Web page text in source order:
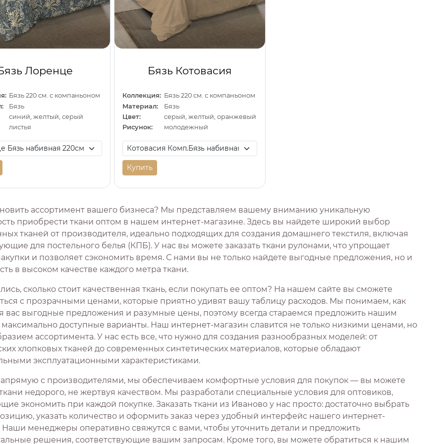
Лоренце
Бязь 220 см. с компаньоном
Бязь
синий, желтый, серый
листья
Бязь Котовасия
Коллекция: Бязь 220 см. с компаньоном
Материал:
Бязь
Цвет:
серый, желтый, оранжевый
Рисунок:
молодежный
Купить
ассортимент вашего бизнеса? Мы представляем вашему вниманию уникальную
приобрести ткани оптом в нашем интернет-магазине. Здесь вы найдете широкий выбор
тканей от производителя, идеально подходящих для создания домашнего текстиля, включая
для постельного белья (КПБ). У нас вы можете заказать ткани рулонами, что упрощает
и позволяет сэкономить время. С нами вы не только найдете выгодные предложения, но и
в высоком качестве каждого метра ткани.
сколько стоит качественная ткань, если покупать ее оптом? На нашем сайте вы сможете
с прозрачными ценами, которые приятно удивят вашу таблицу расходов. Мы понимаем, как
вас выгодные предложения и разумные цены, поэтому всегда стараемся предложить нашим
доступные варианты. Наш интернет-магазин славится не только низкими ценами, но
ассортимента. У нас есть все, что нужно для создания разнообразных моделей: от
хлопковых тканей до современных синтетических материалов, которые обладают
эксплуатационными характеристиками.
с производителями, мы обеспечиваем комфортные условия для покупок — вы можете
недорого, не жертвуя качеством. Мы разработали специальные условия для оптовиков,
экономить при каждой покупке. Заказать ткани из Иваново у нас просто: достаточно выбрать
указать количество и оформить заказ через удобный интерфейс нашего интернет-
Наши менеджеры оперативно свяжутся с вами, чтобы уточнить детали и предложить
решения, соответствующие вашим запросам. Кроме того, вы можете обратиться к нашим